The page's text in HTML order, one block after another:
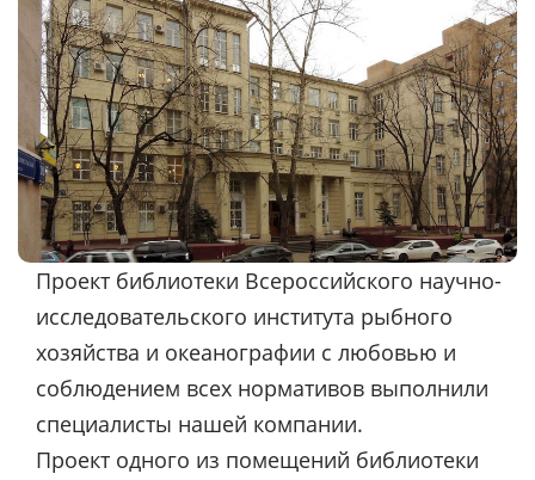
Проект библиотеки Всероссийского научно-
исследовательского института рыбного
хозяйства и океанографии с любовью и
соблюдением всех нормативов выполнили
специалисты нашей компании.
Проект одного из помещений библиотеки